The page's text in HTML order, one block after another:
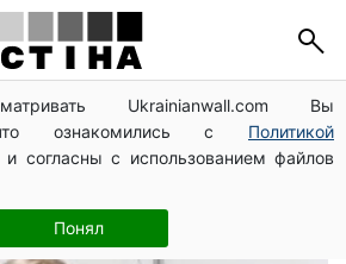
Ukrainianwall.com Вы
что ознакомились с Политикой
и согласны с использованием файлов
Понял